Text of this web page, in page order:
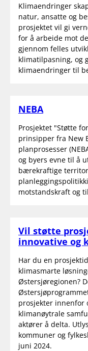
Klimaendringer
natur, ansatte og
prosjektet vil gi
for å arbeide mot
gjennom felles
klimatilpasning, og
klimaendringer til
NEBA
Prosjektet "Støtte
prinsipper fra New
planprosesser
og byers evne til å
bærekraftige
motstandskraft og
Vil støtte
innovative og
Har du en
klimasmarte
Østersjøregionen?
prosjekter innenfor
klimanøytrale
aktører å delta.
kommuner og
juni 2024.